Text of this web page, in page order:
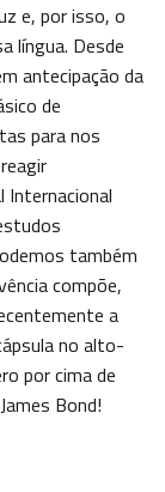
e, por isso, o
língua. Desde
antecipação da
de
para nos
Internacional
também
compõe,
a
no alto-
por cima de
Bond!